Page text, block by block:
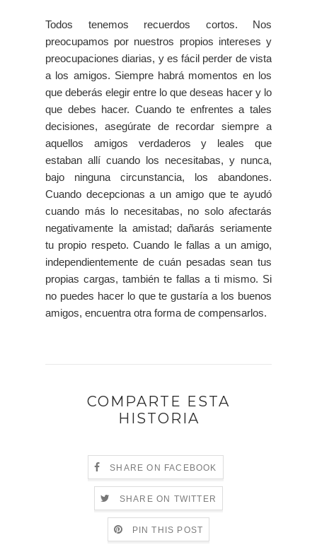
Todos tenemos recuerdos cortos. Nos
preocupamos por nuestros propios intereses y
preocupaciones diarias, y es fácil perder de vista
a los amigos. Siempre habrá momentos en los
que deberás elegir entre lo que deseas hacer y lo
que debes hacer. Cuando te enfrentes a tales
decisiones, asegúrate de recordar siempre a
aquellos amigos verdaderos y leales que
estaban allí cuando los necesitabas, y nunca,
bajo ninguna circunstancia, los abandones.
Cuando decepcionas a un amigo que te ayudó
cuando más lo necesitabas, no solo afectarás
negativamente la amistad; dañarás seriamente
tu propio respeto. Cuando le fallas a un amigo,
independientemente de cuán pesadas sean tus
propias cargas, también te fallas a ti mismo. Si
no puedes hacer lo que te gustaría a los buenos
amigos, encuentra otra forma de compensarlos.
COMPARTE ESTA
HISTORIA
SHARE ON FACEBOOK
SHARE ON TWITTER
PIN THIS POST